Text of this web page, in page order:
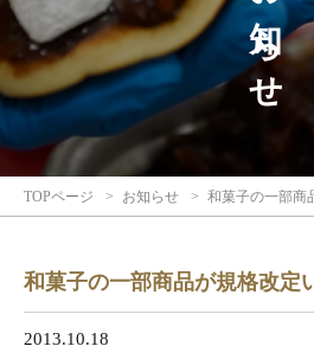
TOPページ お知らせ 和菓子の一部商
和菓子の一部商品が規格改定
2013.10.18